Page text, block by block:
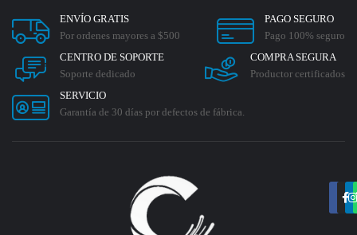
ENVÍO GRATIS
Por ordenes mayores a $500
PAGO SEGURO
Pago 100% seguro
CENTRO DE SOPORTE
Soporte dedicado
COMPRA SEGURA
Productor certificados
SERVICIO
Garantía de 30 días por defectos de fábrica.